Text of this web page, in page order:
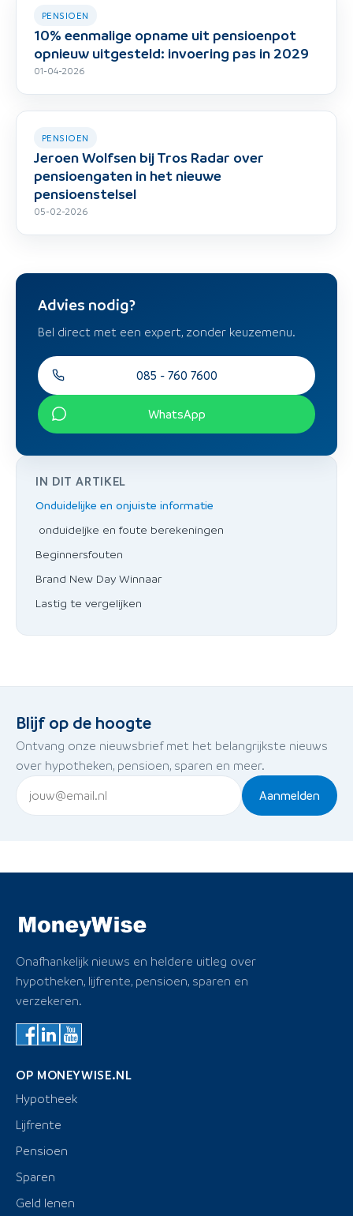
PENSIOEN
10% eenmalige opname uit pensioenpot
opnieuw uitgesteld: invoering pas in 2029
01-04-2026
PENSIOEN
Jeroen Wolfsen bij Tros Radar over
pensioengaten in het nieuwe
pensioenstelsel
05-02-2026
IN DIT ARTIKEL
Onduidelijke en onjuiste informatie
onduideljke en foute berekeningen
Beginnersfouten
Brand New Day Winnaar
Lastig te vergelijken
Advies nodig?
Bel direct met een expert, zonder keuzemenu.
085 - 760 7600
WhatsApp
Blijf op de hoogte
Ontvang onze nieuwsbrief met het belangrijkste nieuws
over hypotheken, pensioen, sparen en meer.
Aanmelden
Onafhankelijk nieuws en heldere uitleg over
hypotheken, lijfrente, pensioen, sparen en
verzekeren.
OP MONEYWISE.NL
Hypotheek
Lijfrente
Pensioen
Sparen
Geld lenen